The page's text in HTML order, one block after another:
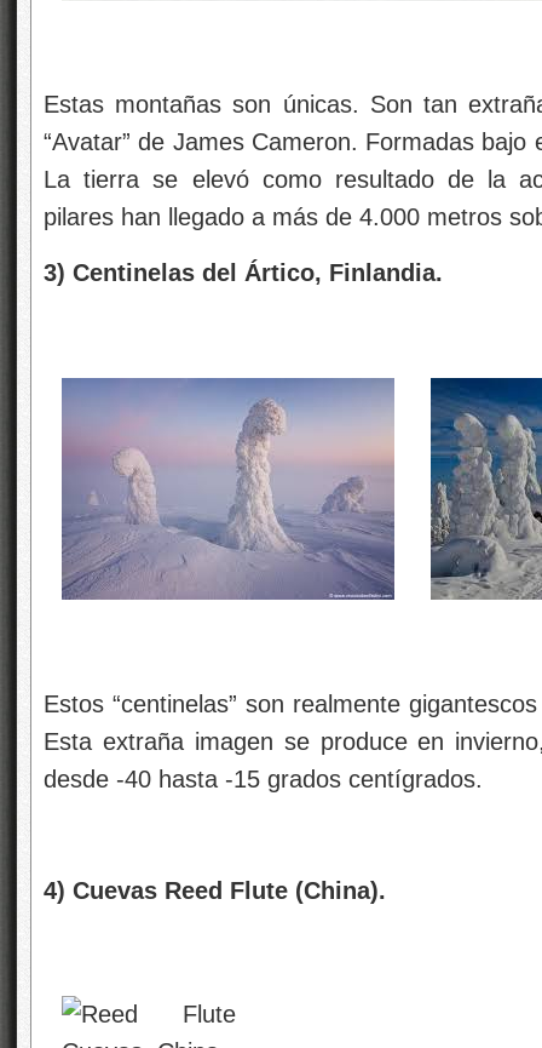
Estas montañas son únicas. Son tan
“Avatar” de James Cameron. Formadas
La tierra se elevó como resultado de la
pilares han llegado a más de 4.000 metros
3) Centinelas del Ártico, Finlandia.
Estos “centinelas” son realmente
Esta extraña imagen se produce en
desde -40 hasta -15 grados centígrados.
4) Cuevas Reed Flute (China).